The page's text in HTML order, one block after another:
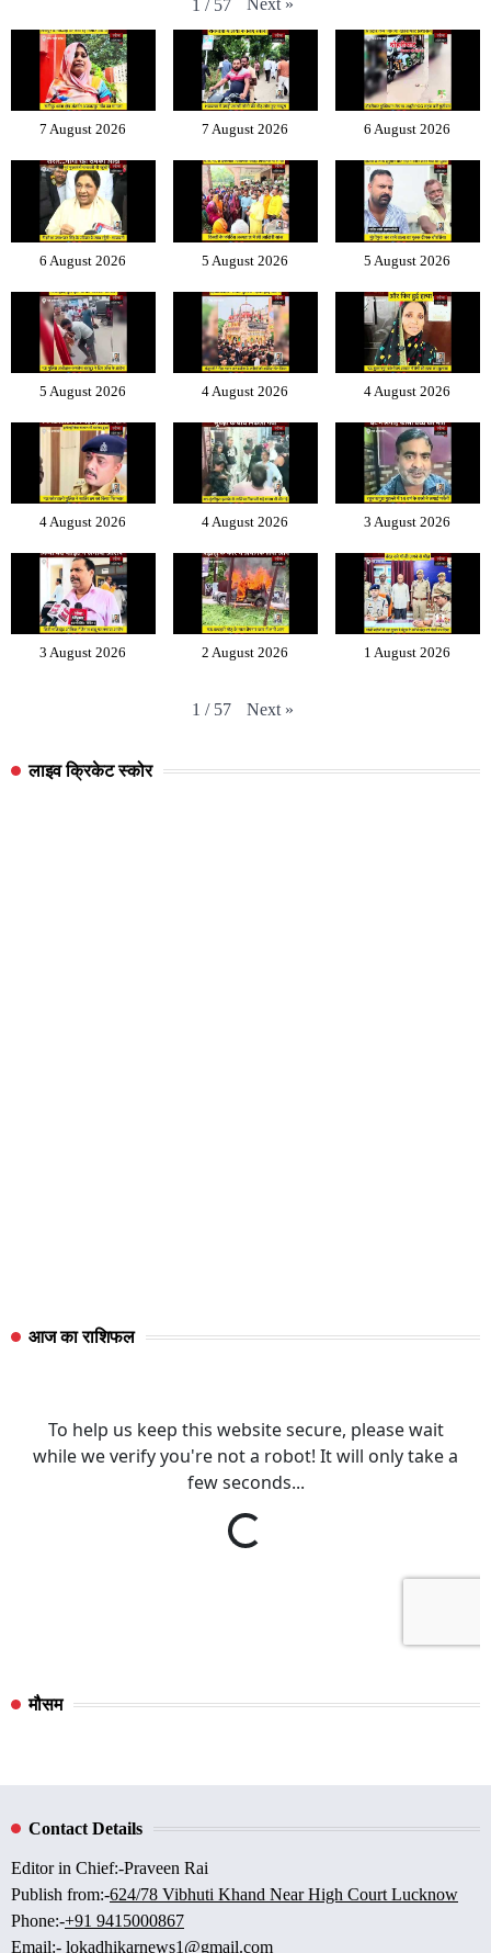
1 / 57 Next »
7 August 2026 7 August 2026 6 August 2026
6 August 2026 5 August 2026 5 August 2026
5 August 2026 4 August 2026 4 August 2026
4 August 2026 4 August 2026 3 August 2026
3 August 2026 2 August 2026 1 August 2026
1 / 57 Next »
लाइव क्रिकेट स्कोर
आज का राशिफल
मौसम
Contact Details
Editor in Chief:-Praveen Rai
Publish from:-624/78 Vibhuti Khand Near High Court Lucknow
Phone:-+91 9415000867
Email:- lokadhikarnews1@gmail.com